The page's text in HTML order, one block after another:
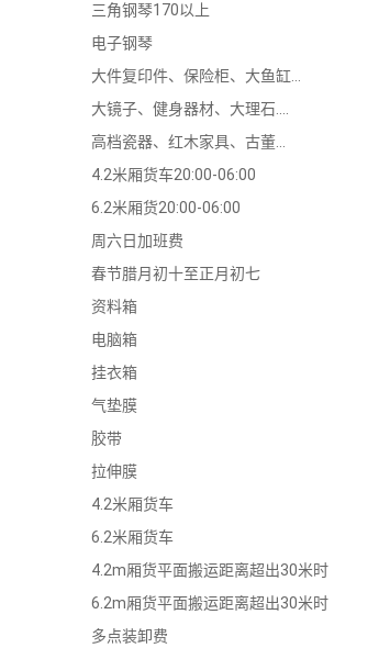
三角钢琴170以上
电子钢琴
大件复印件、保险柜、大鱼缸...
大镜子、健身器材、大理石....
高档瓷器、红木家具、古董...
4.2米厢货车20:00-06:00
6.2米厢货20:00-06:00
周六日加班费
春节腊月初十至正月初七
资料箱
电脑箱
挂衣箱
气垫膜
胶带
拉伸膜
4.2米厢货车
6.2米厢货车
4.2m厢货平面搬运距离超出30米时
6.2m厢货平面搬运距离超出30米时
多点装卸费